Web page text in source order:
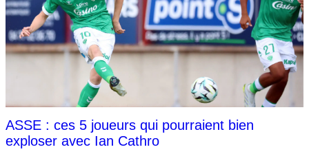
ASSE : ces 5 joueurs qui pourraient bien
exploser avec Ian Cathro